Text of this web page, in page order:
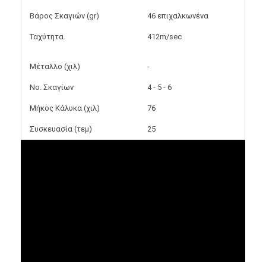
Βάρος Σκαγιών (gr) 46 επιχαλκωνένα
Ταχύτητα 412m/sec
Μέταλλο (χιλ) -
Νο. Σκαγίων 4 - 5 - 6
Μήκος Κάλυκα (χιλ) 76
Συσκευασία (τεμ) 25